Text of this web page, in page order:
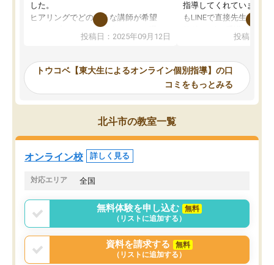
した。
ヒアリングでどのような講師が希望
か、オプションは付帯するかなど選ぶ
事が出来ました。
ーティングを行い、その講師で良いか
見てから講師を決定する事ができま
す。
うちの子は、初回面談の講師の方で決
オンラインツールを使用した単語帳の
共有があり宿題もそちらで出される形
でした。
言う事で講師変更の申し出があり、あ
まりに短期での変更だった為、塾に通
う事にして退会しました。遅れも取り
戻せ、授業内容や講師の方は良かった
と思います。
投稿日：2025年09月12日
指導してくれています。
もLINEで直接先生に質問
めれるので、個人に合
いなのがあり(有料)、受
ことをどんなスケジュー
くか相談したのですが、
ち期待したものではなく
くなってきたようなので
投稿日：
トウコベ【東大生によるオンライン個別指導】の口
コミをもっとみる
北斗市の教室一覧
オンライン校 詳しく見る
対応エリア 全国
無料体験を申し込む
無料
（リストに追加する）
資料を請求する
無料
（リストに追加する）